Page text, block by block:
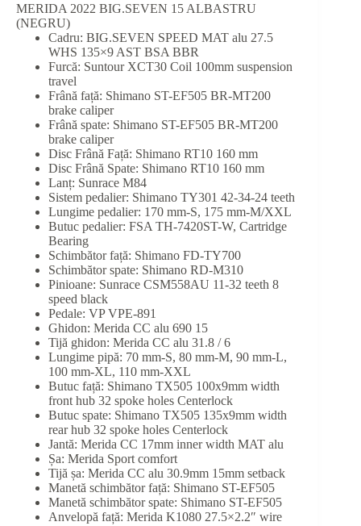
MERIDA 2022 BIG.SEVEN 15 ALBASTRU
(NEGRU)
Cadru: BIG.SEVEN SPEED MAT alu 27.5
WHS 135×9 AST BSA BBR
Furcă: Suntour XCT30 Coil 100mm suspension
travel
Frână față: Shimano ST-EF505 BR-MT200
brake caliper
Frână spate: Shimano ST-EF505 BR-MT200
brake caliper
Disc Frână Față: Shimano RT10 160 mm
Disc Frână Spate: Shimano RT10 160 mm
Lanț: Sunrace M84
Sistem pedalier: Shimano TY301 42-34-24 teeth
Lungime pedalier: 170 mm-S, 175 mm-M/XXL
Butuc pedalier: FSA TH-7420ST-W, Cartridge
Bearing
Schimbător față: Shimano FD-TY700
Schimbător spate: Shimano RD-M310
Pinioane: Sunrace CSM558AU 11-32 teeth 8
speed black
Pedale: VP VPE-891
Ghidon: Merida CC alu 690 15
Tijă ghidon: Merida CC alu 31.8 / 6
Lungime pipă: 70 mm-S, 80 mm-M, 90 mm-L,
100 mm-XL, 110 mm-XXL
Butuc față: Shimano TX505 100x9mm width
front hub 32 spoke holes Centerlock
Butuc spate: Shimano TX505 135x9mm width
rear hub 32 spoke holes Centerlock
Jantă: Merida CC 17mm inner width MAT alu
Șa: Merida Sport comfort
Tijă șa: Merida CC alu 30.9mm 15mm setback
Manetă schimbător față: Shimano ST-EF505
Manetă schimbător spate: Shimano ST-EF505
Anvelopă față: Merida K1080 27.5×2.2″ wire